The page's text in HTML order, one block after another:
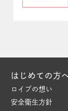
はじめての方
ロイブの想い
安全衛生方針